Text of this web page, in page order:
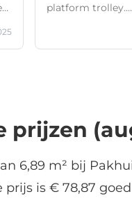
platform trolley.
recommended!
prijzen
6,89 m² bij
prijs is € 78,87